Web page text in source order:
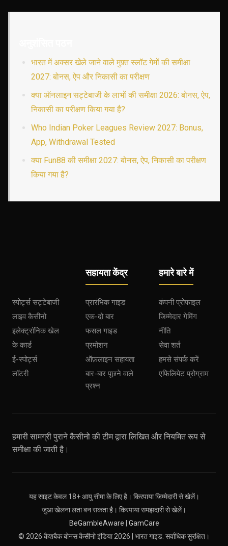
भारत में अक्सर खेले जाने वाले मुफ़्त स्लॉट गेमों की समीक्षा
2027: बोनस, ऐप और निकासी का परीक्षण
क्या ऑनलाइन सट्टेबाजी के लाभों की समीक्षा 2026: बोनस, ऐप,
निकासी का परीक्षण किया गया है?
Who Indian Poker Leagues Review 2027: Bonus,
App, Withdrawal Tested
क्या Fun88 की समीक्षा 2027: बोनस, ऐप, निकासी का परीक्षण
किया गया है?
स्पोर्ट्स सट्टेबाजी
लाइव कैसीनो
इलेक्ट्रॉनिक खेल
के कार्ड
ई-स्पोर्ट्स
लॉटरी
सहायता केंद्र
प्रारंभिक गाइड
एक-दो बार
फसल गाइड
प्रमोशन
ऑफ़लाइन सहायता
बार-बार पूछने वाले
प्रश्न
हमारे बारे में
कंपनी प्रोफाइल
जिम्मेदार गेमिंग
नीति
सेवा शर्त
हमसे संपर्क करें
एफिलियेट प्रोग्राम
हमारी सामग्री पुराने कैसीनो की टीम द्वारा लिखित और नियमित रूप से
समीक्षा की जाती है।
यह साइट केवल 18+ आयु सीमा के लिए है। किरपाया जिम्मेदारी से खेलें।
जुआ खेलना लता बन सकता है। किरपाया समझदारी से खेलें।
BeGambleAware
GamCare
© 2026 कैशबैक बोनस कैसीनो इंडिया 2026 | भारत गाइड. सर्वाधिक सुरक्षित।